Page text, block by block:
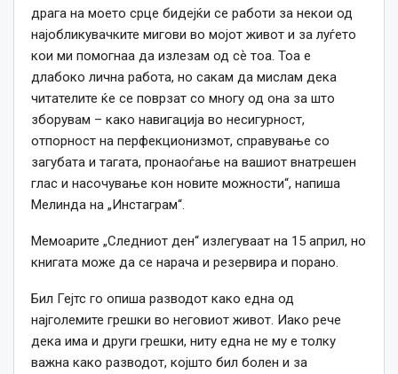
драга на моето срце бидејќи се работи за некои од
најобликувачките мигови во мојот живот и за луѓето
кои ми помогнаа да излезам од сѐ тоа. Тоа е
длабоко лична работа, но сакам да мислам дека
читателите ќе се поврзат со многу од она за што
зборувам – како навигација во несигурност,
отпорност на перфекционизмот, справување со
загубата и тагата, пронаоѓање на вашиот внатрешен
глас и насочување кон новите можности“, напиша
Мелинда на „Инстаграм“.
Мемоарите „Следниот ден“ излегуваат на 15 април, но
книгата може да се нарача и резервира и порано.
Бил Гејтс го опиша разводот како една од
најголемите грешки во неговиот живот. Иако рече
дека има и други грешки, ниту една не му е толку
важна како разводот, којшто бил болен и за